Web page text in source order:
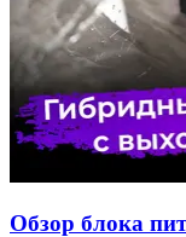
Обзор блока